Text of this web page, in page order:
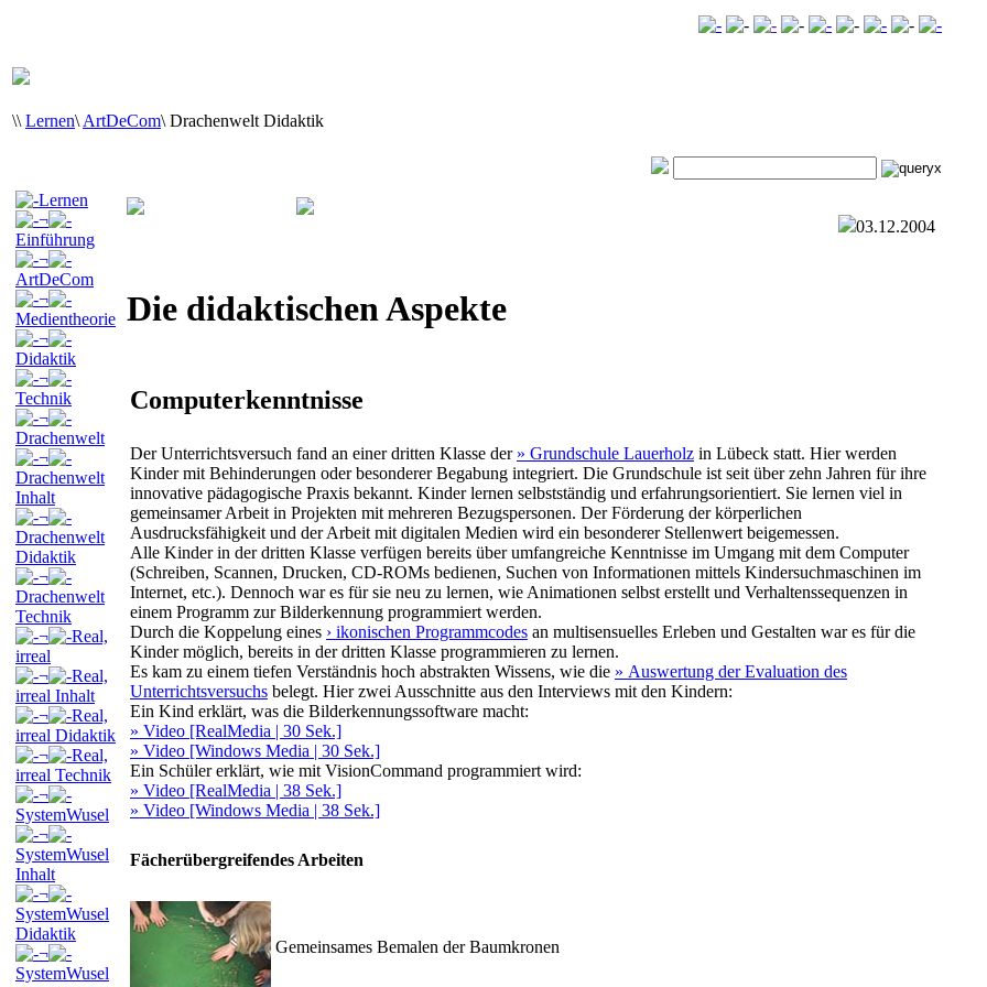
\\ Lernen\ ArtDeCom\ Drachenwelt Didaktik
Lernen
¬
Einführung
¬
ArtDeCom
¬
Medientheorie
¬
Didaktik
¬
Technik
¬
Drachenwelt
¬
Drachenwelt
Inhalt
¬
Drachenwelt
Didaktik
¬
Drachenwelt
Technik
¬
Real,
irreal
¬
Real,
irreal Inhalt
¬
Real,
irreal Didaktik
¬
Real,
irreal Technik
¬
SystemWusel
¬
SystemWusel
Inhalt
¬
SystemWusel
Didaktik
¬
SystemWusel
03.12.2004
Die didaktischen Aspekte
Computerkenntnisse
Der Unterrichtsversuch fand an einer dritten Klasse der » Grundschule Lauerholz in Lübeck statt. Hier werden
Kinder mit Behinderungen oder besonderer Begabung integriert. Die Grundschule ist seit über zehn Jahren für ihre
innovative pädagogische Praxis bekannt. Kinder lernen selbstständig und erfahrungsorientiert. Sie lernen viel in
gemeinsamer Arbeit in Projekten mit mehreren Bezugspersonen. Der Förderung der körperlichen
Ausdrucksfähigkeit und der Arbeit mit digitalen Medien wird ein besonderer Stellenwert beigemessen.
Alle Kinder in der dritten Klasse verfügen bereits über umfangreiche Kenntnisse im Umgang mit dem Computer
(Schreiben, Scannen, Drucken, CD-ROMs bedienen, Suchen von Informationen mittels Kindersuchmaschinen im
Internet, etc.). Dennoch war es für sie neu zu lernen, wie Animationen selbst erstellt und Verhaltenssequenzen in
einem Programm zur Bilderkennung programmiert werden.
Durch die Koppelung eines › ikonischen Programmcodes an multisensuelles Erleben und Gestalten war es für die
Kinder möglich, bereits in der dritten Klasse programmieren zu lernen.
Es kam zu einem tiefen Verständnis hoch abstrakten Wissens, wie die » Auswertung der Evaluation des
Unterrichtsversuchs belegt. Hier zwei Ausschnitte aus den Interviews mit den Kindern:
Ein Kind erklärt, was die Bilderkennungssoftware macht:
» Video [RealMedia | 30 Sek.]
» Video [Windows Media | 30 Sek.]
Ein Schüler erklärt, wie mit VisionCommand programmiert wird:
» Video [RealMedia | 38 Sek.]
» Video [Windows Media | 38 Sek.]
Fächerübergreifendes Arbeiten
Gemeinsames Bemalen der Baumkronen